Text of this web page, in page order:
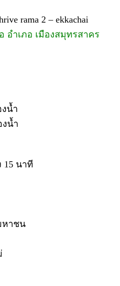
rama 2 – ekkachai
อำเภอ เมืองสมุทรสาคร
น้ำ
งน้ำ
15 นาที
หาชน